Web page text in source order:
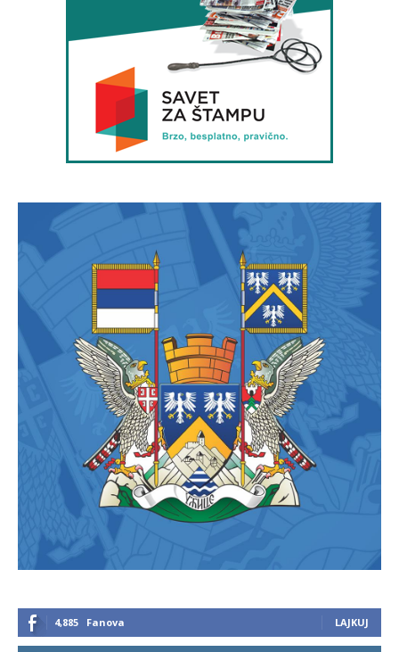
4,885 Fanova LAJKUJ